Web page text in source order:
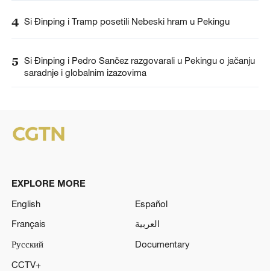
4 Si Đinping i Tramp posetili Nebeski hram u Pekingu
5 Si Đinping i Pedro Sančez razgovarali u Pekingu o jačanju
saradnje i globalnim izazovima
EXPLORE MORE
English
Español
Français
العربية
Русский
Documentary
CCTV+